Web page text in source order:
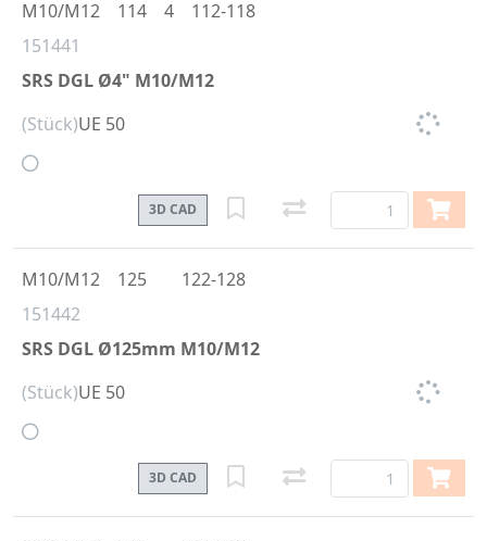
151441
SRS DGL Ø4" M10/M12
M10/M12 114 4 112-118
(Stück)UE 50
3D CAD
151442
SRS DGL Ø125mm M10/M12
M10/M12 125 122-128
(Stück)UE 50
3D CAD